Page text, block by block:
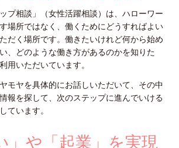
プ相談」（女性活躍相談）は、ハローワー
場所ではなく、働くためにどうすればよい
だく場所です。働きたいけれど何から始め
、どのような働き方があるのかを知りた
用いただいています。
モヤを具体的にお話しいただいて、その中
報を探して、次のステップに進んでいける
ています。
」や「起業」を実現